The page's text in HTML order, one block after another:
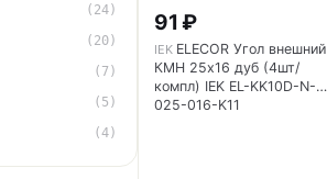
(24)
(20)
(7)
(5)
(4)
91 ₽
IEK ELECOR Угол внешний
КМН 25х16 дуб (4шт/
компл) IEK EL-KK10D-N-
025-016-K11